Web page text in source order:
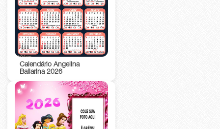
Calendário Angelina
Bailarina 2026